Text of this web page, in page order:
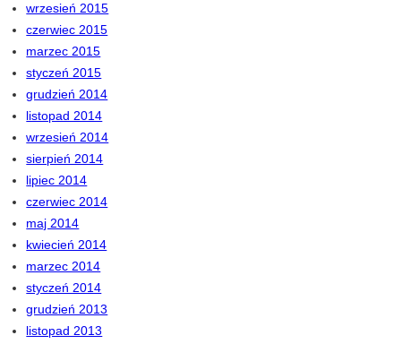
wrzesień 2015
czerwiec 2015
marzec 2015
styczeń 2015
grudzień 2014
listopad 2014
wrzesień 2014
sierpień 2014
lipiec 2014
czerwiec 2014
maj 2014
kwiecień 2014
marzec 2014
styczeń 2014
grudzień 2013
listopad 2013